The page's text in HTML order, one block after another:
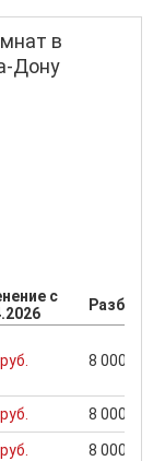
в
Дону
с
8 000 ...
8 000 ...
8 000 ...